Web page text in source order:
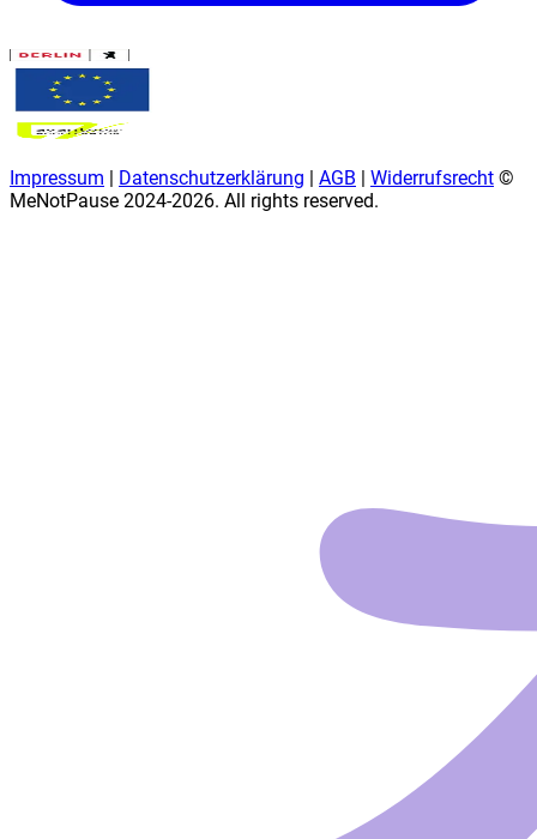
Impressum Datenschutzerklärung AGB Widerrufsrecht ©
MeNotPause 2024-2026. All rights reserved.